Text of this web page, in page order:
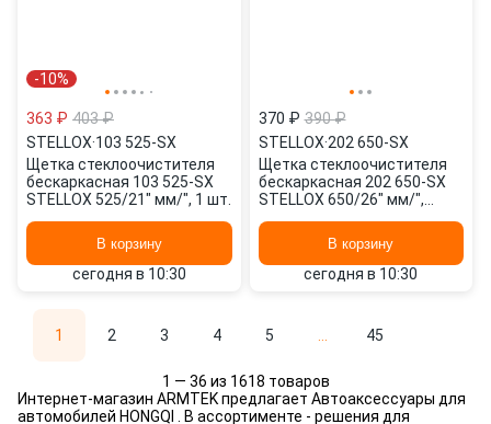
-10%
363 ₽ 403 ₽
STELLOX·103 525-SX
Щетка стеклоочистителя
бескаркасная 103 525-SX
STELLOX 525/21" мм/", 1 шт.
В корзину
сегодня в 10:30
370 ₽ 390 ₽
STELLOX·202 650-SX
Щетка стеклоочистителя
бескаркасная 202 650-SX
STELLOX 650/26" мм/",
В корзину
сегодня в 10:30
1 2 3 4 5 45
1 — 36 из 1618 товаров
Интернет-магазин ARMTEK предлагает Автоаксессуары для
автомобилей HONGQI . В ассортименте - решения для